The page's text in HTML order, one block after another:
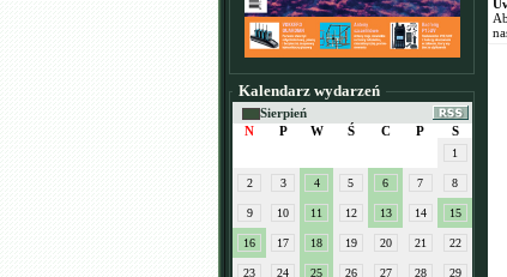
Kalendarz wydarzeń
Sierpień
N
P W Ś C P S
1
2 3 4 5 6 7 8
9 10 11 12 13 14 15
16 17 18 19 20 21 22
23 24 25 26 27 28 29